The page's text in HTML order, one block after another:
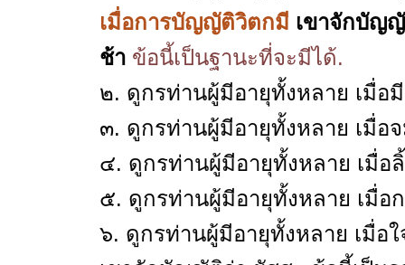
เมื่อการบัญญัติวิตกมี เขาจักบัญญั
ช้า ข้อนี้เป็นฐานะที่จะมีได้.
๒. ดูกรท่านผู้มีอายุทั้งหลาย เมื่อ
๓. ดูกรท่านผู้มีอายุทั้งหลาย เมื่อ
๔. ดูกรท่านผู้มีอายุทั้งหลาย เมื่อ
๕. ดูกรท่านผู้มีอายุทั้งหลาย เมื่อ
๖. ดูกรท่านผู้มีอายุทั้งหลาย เมื่